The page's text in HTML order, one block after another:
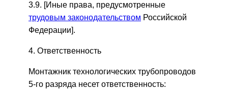
3.9. [Иные права, предусмотренные
трудовым законодательством Российской
Федерации].
4. Ответственность
Монтажник технологических трубопроводов
5-го разряда несет ответственность: